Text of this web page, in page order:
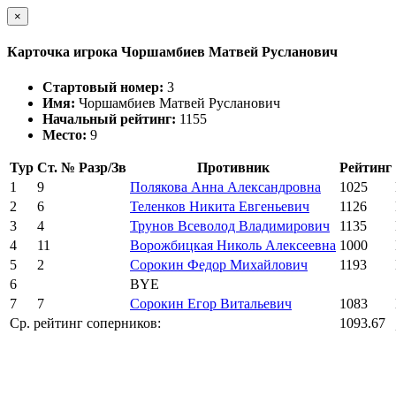
×
Карточка игрока Чоршамбиев Матвей Русланович
Стартовый номер: 3
Имя: Чоршамбиев Матвей Русланович
Начальный рейтинг: 1155
Место: 9
Тур Ст. № Разр/Зв Противник
Рейтинг
1
9 Полякова Анна Александровна 1025
2
6 Теленков Никита Евгеньевич 1126
3
4 Трунов Всеволод Владимирович 1135
4
11 Ворожбицкая Николь Алексеевна 1000
5
2 Сорокин Федор Михайлович 1193
6
BYE
7
7 Сорокин Егор Витальевич 1083
Ср. рейтинг соперников:
1093.67